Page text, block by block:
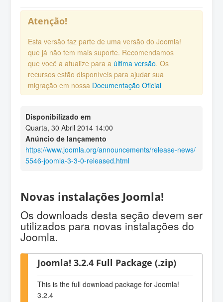
Atenção!
Esta versão faz parte de uma versão do Joomla!
que já não tem mais suporte. Recomendamos
que você a atualize para a última versão. Os
recursos estão disponíveis para ajudar sua
migração em nossa Documentação Oficial
Disponibilizado em
Quarta, 30 Abril 2014 14:00
Anúncio de lançamento
https://www.joomla.org/announcements/release-news/
5546-joomla-3-3-0-released.html
Novas instalações Joomla!
Os downloads desta seção devem ser
utilizados para novas instalações do
Joomla.
Joomla! 3.2.4 Full Package (.zip)
This is the full download package for Joomla!
3.2.4